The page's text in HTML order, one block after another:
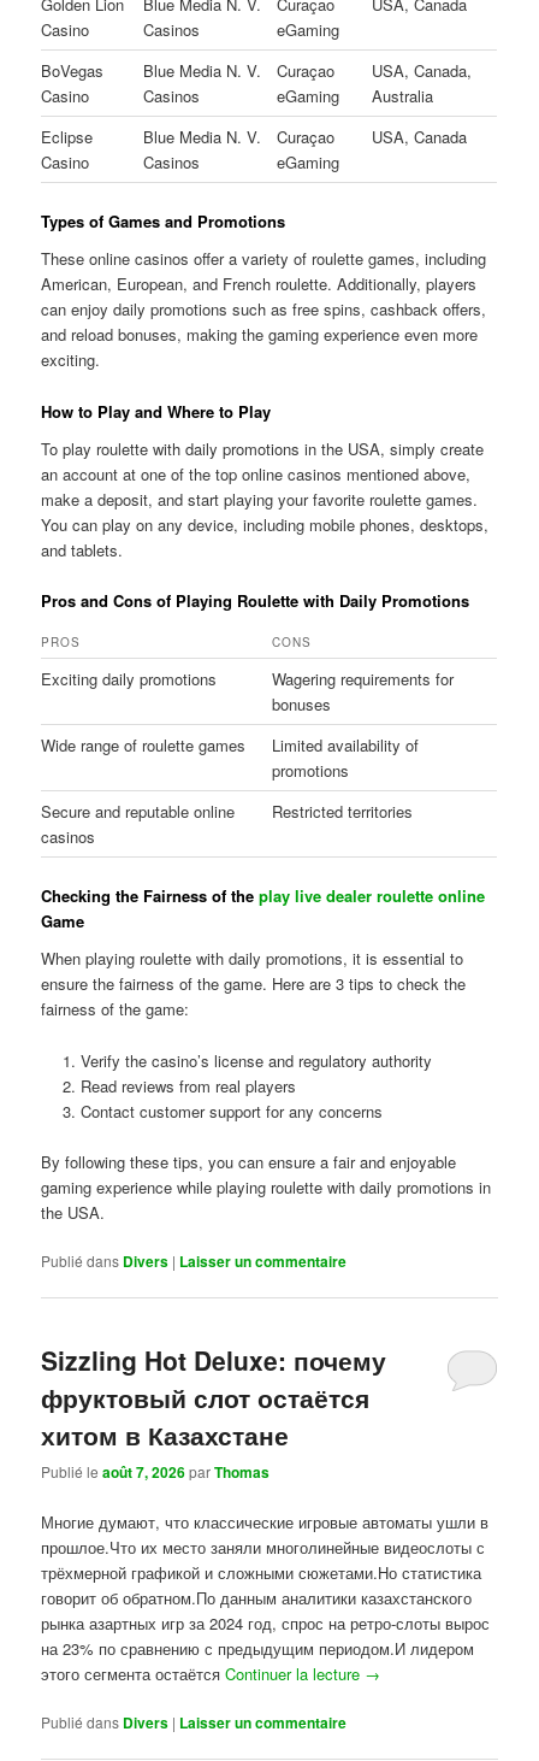
Casino
Casinos
eGaming
BoVegas
Casino
Blue Media N. V.
Casinos
Curaçao
eGaming
USA, Canada,
Australia
Eclipse
Casino
Blue Media N. V.
Casinos
Curaçao
eGaming
USA, Canada
Types of Games and Promotions
These online casinos offer a variety of roulette games, including
American, European, and French roulette. Additionally, players
can enjoy daily promotions such as free spins, cashback offers,
and reload bonuses, making the gaming experience even more
exciting.
How to Play and Where to Play
To play roulette with daily promotions in the USA, simply create
an account at one of the top online casinos mentioned above,
make a deposit, and start playing your favorite roulette games.
You can play on any device, including mobile phones, desktops,
and tablets.
Pros and Cons of Playing Roulette with Daily Promotions
PROS CONS
Exciting daily promotions
Wagering requirements for
bonuses
Wide range of roulette games
Limited availability of
promotions
Secure and reputable online
casinos
Restricted territories
Checking the Fairness of theplay live dealer roulette online
Game
When playing roulette with daily promotions, it is essential to
ensure the fairness of the game. Here are 3 tips to check the
fairness of the game:
Verify the casino’s license and regulatory authority
Read reviews from real players
Contact customer support for any concerns
By following these tips, you can ensure a fair and enjoyable
gaming experience while playing roulette with daily promotions in
the USA.
Publié dans Divers | Laisser un commentaire
Sizzling Hot Deluxe: почему
фруктовый слот остаётся
хитом в Казахстане
Publié leaoût 7, 2026parThomas
Многие думают, что классические игровые автоматы ушли в
прошлое.Что их место заняли многолинейные видеослоты с
трёхмерной графикой и сложными сюжетами.Но статистика
говорит об обратном.По данным аналитики казахстанского
рынка азартных игр за 2024 год, спрос на ретро-слоты вырос
на 23% по сравнению с предыдущим периодом.И лидером
этого сегмента остаётсяContinuer la lecture →
Publié dans Divers | Laisser un commentaire